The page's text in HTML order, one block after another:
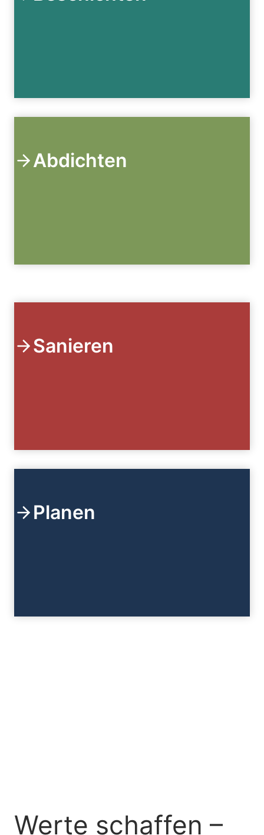
Abdichten
Sanieren
Planen
Werte schaffen –